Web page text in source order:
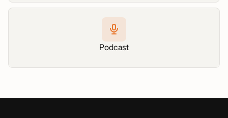
Podcast